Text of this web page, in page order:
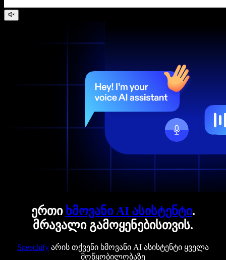
ერთი ხმოვანი AI ასისტენტი.
მრავალი გამოყენებისთვის.
Speechify არის თქვენი ხმოვანი AI ასისტენტი ყველა
მოწყობილობაზე